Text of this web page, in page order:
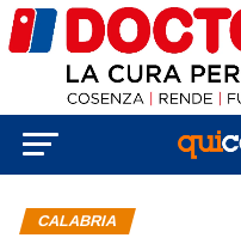
CALABRIA